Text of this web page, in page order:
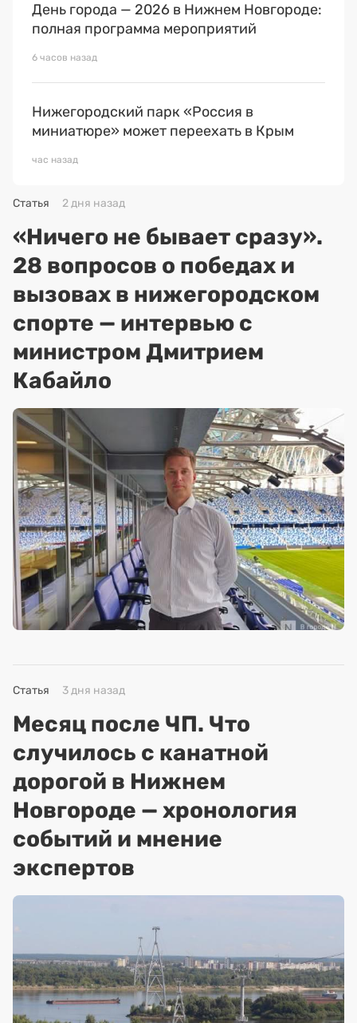
День города — 2026 в Нижнем Новгороде:
полная программа мероприятий
6 часов назад
Нижегородский парк «Россия в
миниатюре» может переехать в Крым
час назад
Статья 2 дня назад
«Ничего не бывает сразу».
28 вопросов о победах и
вызовах в нижегородском
спорте — интервью с
министром Дмитрием
Кабайло
Статья 3 дня назад
Месяц после ЧП. Что
случилось с канатной
дорогой в Нижнем
Новгороде — хронология
событий и мнение
экспертов